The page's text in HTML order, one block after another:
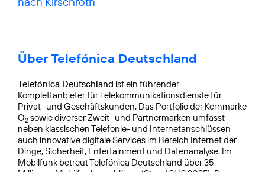
Über Telefónica Deutschland
Telefónica Deutschland ist ein führender
Komplettanbieter für Telekommunikationsdienste für
Privat- und Geschäftskunden. Das Portfolio der Kernmarke
O2 sowie diverser Zweit- und Partnermarken umfasst
neben klassischen Telefonie- und Internetanschlüssen
auch innovative digitale Services im Bereich Internet der
Dinge, Sicherheit, Entertainment und Datenanalyse. Im
Mobilfunk betreut Telefónica Deutschland über 35